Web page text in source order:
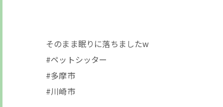
そのまま眠りに落ちましたw
#ペットシッター
#多摩市
#川崎市